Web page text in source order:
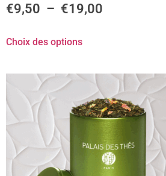
€9,50 – €19,00
Choix des options